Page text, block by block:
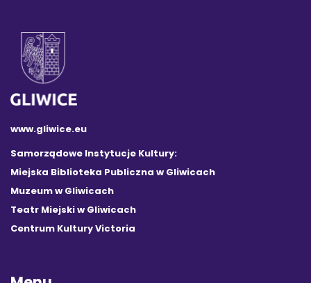
www.gliwice.eu
Samorządowe Instytucje Kultury:
Miejska Biblioteka Publiczna w Gliwicach
Muzeum w Gliwicach
Teatr Miejski w Gliwicach
Centrum Kultury Victoria